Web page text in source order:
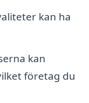
kan ha
kan
företag du